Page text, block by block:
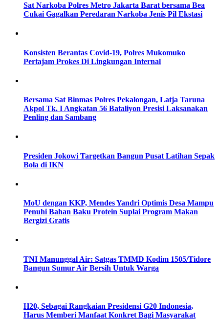
Sat Narkoba Polres Metro Jakarta Barat bersama Bea
Cukai Gagalkan Peredaran Narkoba Jenis Pil Ekstasi
Konsisten Berantas Covid-19, Polres Mukomuko
Pertajam Prokes Di Lingkungan Internal
Bersama Sat Binmas Polres Pekalongan, Latja Taruna
Akpol Tk. I Angkatan 56 Bataliyon Presisi Laksanakan
Penling dan Sambang
Presiden Jokowi Targetkan Bangun Pusat Latihan Sepak
Bola di IKN
MoU dengan KKP, Mendes Yandri Optimis Desa Mampu
Penuhi Bahan Baku Protein Suplai Program Makan
Bergizi Gratis
TNI Manunggal Air: Satgas TMMD Kodim 1505/Tidore
Bangun Sumur Air Bersih Untuk Warga
H20, Sebagai Rangkaian Presidensi G20 Indonesia,
Harus Memberi Manfaat Konkret Bagi Masyarakat